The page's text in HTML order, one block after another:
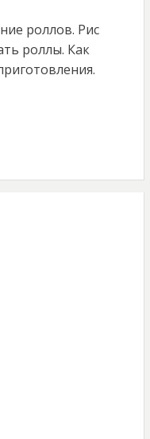
роллов. Рис
роллы. Как